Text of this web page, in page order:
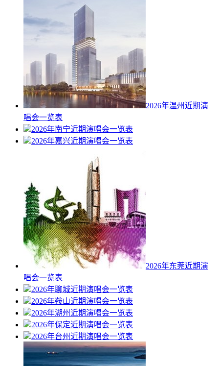
2026年温州近期演
唱会一览表
2026年南宁近期演唱会一览表
2026年嘉兴近期演唱会一览表
2026年东莞近期演
唱会一览表
2026年聊城近期演唱会一览表
2026年鞍山近期演唱会一览表
2026年湖州近期演唱会一览表
2026年保定近期演唱会一览表
2026年台州近期演唱会一览表